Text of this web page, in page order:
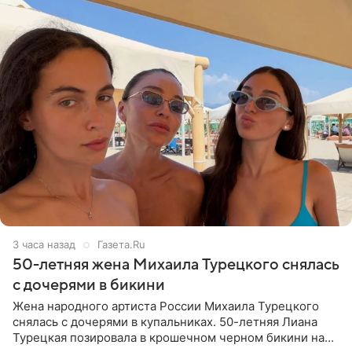
3 часа назад Газета.Ru
50-летняя жена Михаила Турецкого снялась
с дочерями в бикини
Жена народного артиста России Михаила Турецкого
снялась с дочерями в купальниках. 50-летняя Лиана
Турецкая позировала в крошечном черном бикини на